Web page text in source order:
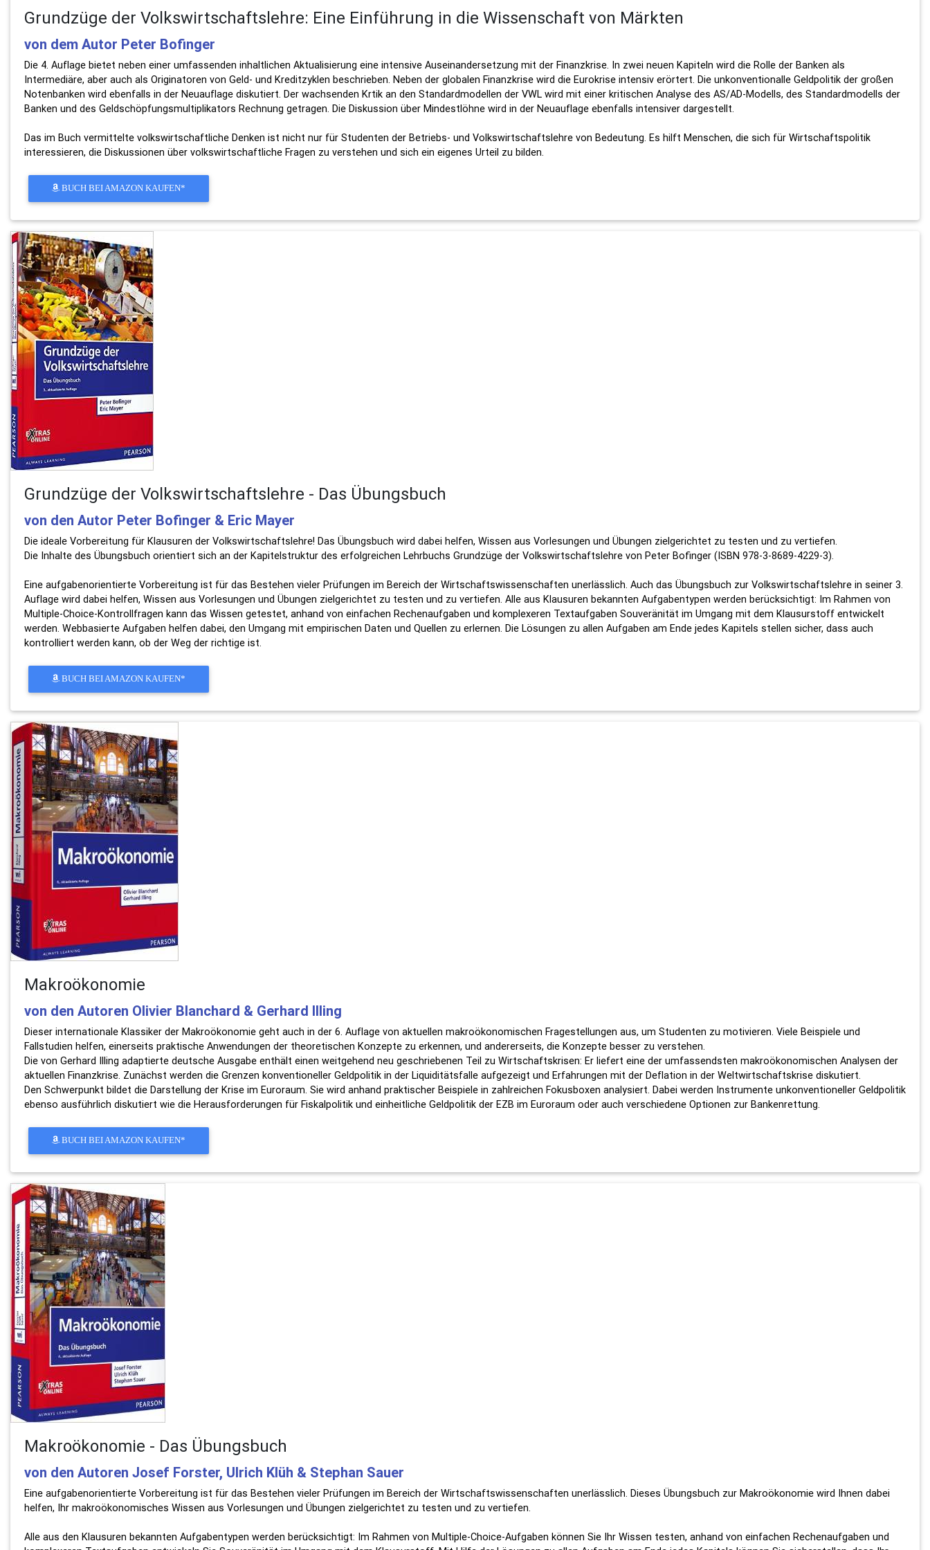
Grundzüge der Volkswirtschaftslehre: Eine Einführung in die Wissenschaft von Märkten
von dem Autor Peter Bofinger
Die 4. Auflage bietet neben einer umfassenden inhaltlichen Aktualisierung eine intensive Auseinandersetzung mit der Finanzkrise. In zwei neuen Kapiteln wird die Rolle der Banken als
Intermediäre, aber auch als Originatoren von Geld- und Kreditzyklen beschrieben. Neben der globalen Finanzkrise wird die Eurokrise intensiv erörtert. Die unkonventionalle Geldpolitik der großen
Notenbanken wird ebenfalls in der Neuauflage diskutiert. Der wachsenden Krtik an den Standardmodellen der VWL wird mit einer kritischen Analyse des AS/AD-Modells, des Standardmodells der
Banken und des Geldschöpfungsmultiplikators Rechnung getragen. Die Diskussion über Mindestlöhne wird in der Neuauflage ebenfalls intensiver dargestellt.
Das im Buch vermittelte volkswirtschaftliche Denken ist nicht nur für Studenten der Betriebs- und Volkswirtschaftslehre von Bedeutung. Es hilft Menschen, die sich für Wirtschaftspolitik
interessieren, die Diskussionen über volkswirtschaftliche Fragen zu verstehen und sich ein eigenes Urteil zu bilden.
BUCH BEI AMAZON KAUFEN*
Grundzüge der Volkswirtschaftslehre - Das Übungsbuch
von den Autor Peter Bofinger & Eric Mayer
Die ideale Vorbereitung für Klausuren der Volkswirtschaftslehre! Das Übungsbuch wird dabei helfen, Wissen aus Vorlesungen und Übungen zielgerichtet zu testen und zu vertiefen.
Die Inhalte des Übungsbuch orientiert sich an der Kapitelstruktur des erfolgreichen Lehrbuchs Grundzüge der Volkswirtschaftslehre von Peter Bofinger (ISBN 978-3-8689-4229-3).
Eine aufgabenorientierte Vorbereitung ist für das Bestehen vieler Prüfungen im Bereich der Wirtschaftswissenschaften unerlässlich. Auch das Übungsbuch zur Volkswirtschaftslehre in seiner 3.
Auflage wird dabei helfen, Wissen aus Vorlesungen und Übungen zielgerichtet zu testen und zu vertiefen. Alle aus Klausuren bekannten Aufgabentypen werden berücksichtigt: Im Rahmen von
Multiple-Choice-Kontrollfragen kann das Wissen getestet, anhand von einfachen Rechenaufgaben und komplexeren Textaufgaben Souveränität im Umgang mit dem Klausurstoff entwickelt
werden. Webbasierte Aufgaben helfen dabei, den Umgang mit empirischen Daten und Quellen zu erlernen. Die Lösungen zu allen Aufgaben am Ende jedes Kapitels stellen sicher, dass auch
kontrolliert werden kann, ob der Weg der richtige ist.
BUCH BEI AMAZON KAUFEN*
Makroökonomie
von den Autoren Olivier Blanchard & Gerhard Illing
Dieser internationale Klassiker der Makroökonomie geht auch in der 6. Auflage von aktuellen makroökonomischen Fragestellungen aus, um Studenten zu motivieren. Viele Beispiele und
Fallstudien helfen, einerseits praktische Anwendungen der theoretischen Konzepte zu erkennen, und andererseits, die Konzepte besser zu verstehen.
Die von Gerhard Illing adaptierte deutsche Ausgabe enthält einen weitgehend neu geschriebenen Teil zu Wirtschaftskrisen: Er liefert eine der umfassendsten makroökonomischen Analysen der
aktuellen Finanzkrise. Zunächst werden die Grenzen konventioneller Geldpolitik in der Liquiditätsfalle aufgezeigt und Erfahrungen mit der Deflation in der Weltwirtschaftskrise diskutiert.
Den Schwerpunkt bildet die Darstellung der Krise im Euroraum. Sie wird anhand praktischer Beispiele in zahlreichen Fokusboxen analysiert. Dabei werden Instrumente unkonventioneller Geldpolitik
ebenso ausführlich diskutiert wie die Herausforderungen für Fiskalpolitik und einheitliche Geldpolitik der EZB im Euroraum oder auch verschiedene Optionen zur Bankenrettung.
BUCH BEI AMAZON KAUFEN*
Makroökonomie - Das Übungsbuch
von den Autoren Josef Forster, Ulrich Klüh & Stephan Sauer
Eine aufgabenorientierte Vorbereitung ist für das Bestehen vieler Prüfungen im Bereich der Wirtschaftswissenschaften unerlässlich. Dieses Übungsbuch zur Makroökonomie wird Ihnen dabei
helfen, Ihr makroökonomisches Wissen aus Vorlesungen und Übungen zielgerichtet zu testen und zu vertiefen.
Alle aus den Klausuren bekannten Aufgabentypen werden berücksichtigt: Im Rahmen von Multiple-Choice-Aufgaben können Sie Ihr Wissen testen, anhand von einfachen Rechenaufgaben und